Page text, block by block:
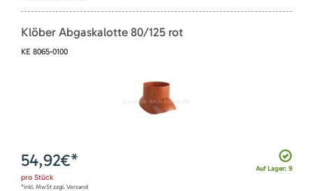
Klöber Abgaskalotte 80/125 rot
KE 8065-0100
Auf Lager: 9
54,92€*
pro Stück
*inkl. MwSt zzgl. Versand